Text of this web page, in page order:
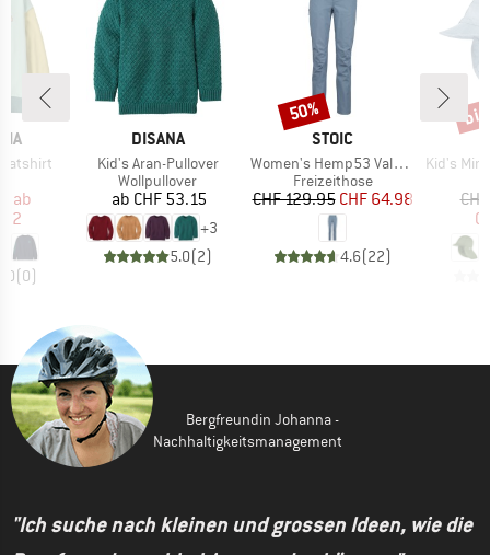
Preis
ab
(0)
MARKE
DISANA
Artikel
Kid's Aran-Pullover
Produktgruppe
Wollpullover
Preis
ab CHF 53.15
+3
5.0(2)
MARKE
STOIC
Artikel
Women's Hemp53 ValenSt. Pant
Produktgruppe
Freizeithose
Preis
CHF 129.95reduzierter Preis
CHF 64.98
4.6(22)
Rabatt
50%
Artikel
Kid's Mini
Bergfreundin Johanna -
Nachhaltigkeitsmanagement
"Ich suche nach kleinen und grossen Ideen, wie die